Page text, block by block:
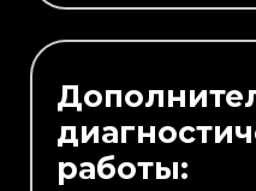
работы: